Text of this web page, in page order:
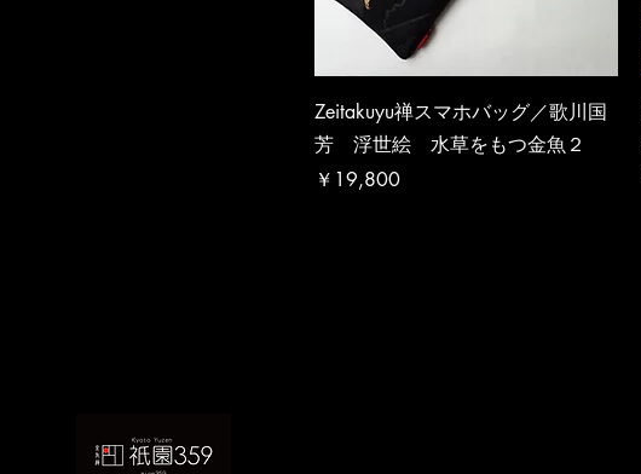
Zeitakuyu禅スマホバッグ／歌川国
芳 浮世絵 水草をもつ金魚２
価格
￥19,800